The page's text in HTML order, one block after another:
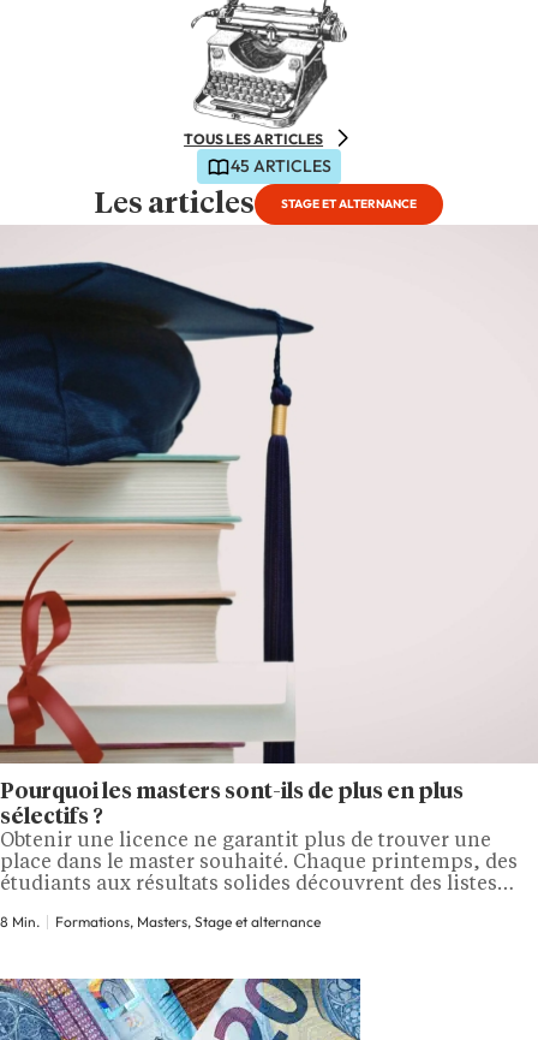
45 ARTICLES
Les articles STAGE ET ALTERNANCE
TOUS LES ARTICLES
Pourquoi les masters sont-ils de plus en plus
sélectifs ?
Obtenir une licence ne garantit plus de trouver une
place dans le master souhaité. Chaque printemps, des
étudiants aux résultats solides découvrent des listes
procédures qui ajoutent parfois un entretien, un test ou
8 Min. Formations, Masters, Stage et alternance